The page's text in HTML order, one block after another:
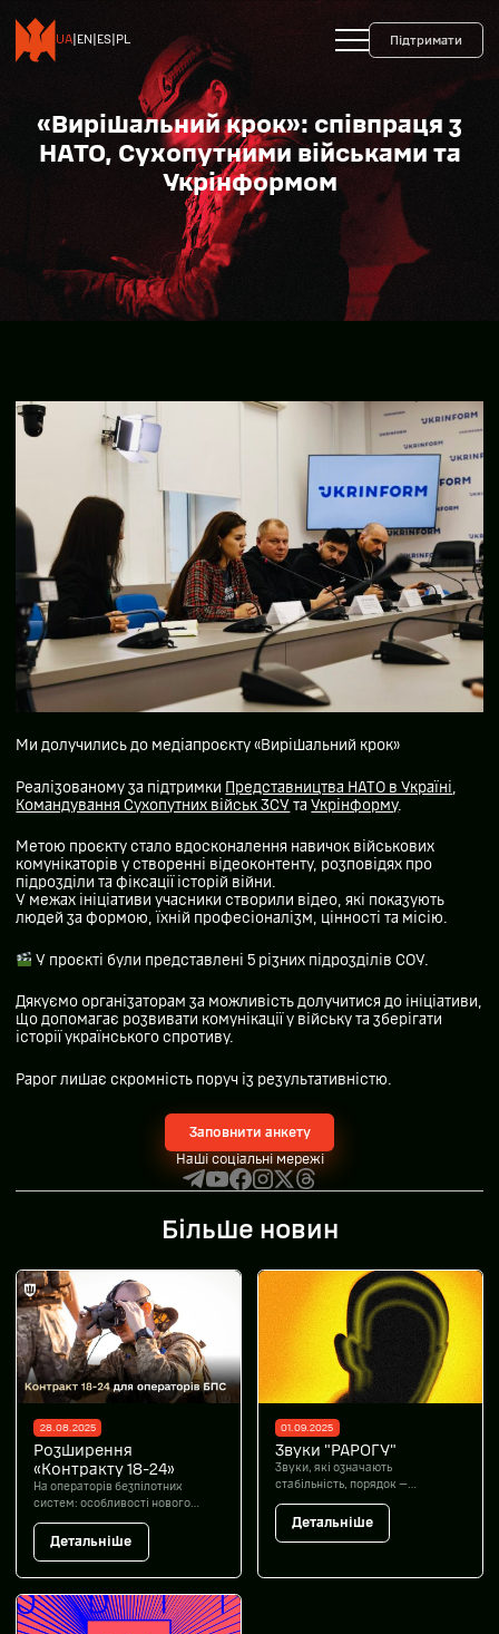
UA EN ES PL Підтримати
«Вирішальний крок»: співпраця з
НАТО, Сухопутними військами та
Укрінформом
Ми долучились до медіапроєкту «Вирішальний крок»
Реалізованому за підтримки Представництва НАТО в Україні,
Командування Сухопутних військ ЗСУ таУкрінформу.
Метою проєкту стало вдосконалення навичок військових
комунікаторів у створенні відеоконтенту, розповідях про
підрозділи та фіксації історій війни.
У межах ініціативи учасники створили відео, які показують
людей за формою, їхній професіоналізм, цінності та місію.
У проєкті були представлені 5 різних підрозділів СОУ.
Дякуємо організаторам за можливість долучитися до ініціативи,
що допомагає розвивати комунікації у війську та зберігати
історії українського спротиву.
Рарог лишає скромність поруч із результативністю.
Заповнити анкету
Наші соціальні мережі
Більше новин
28.08.2025
Розширення
«Контракту 18-24»
На операторів безпілотних
систем: особливості нового
контракту 18-24
Детальніше
01.09.2025
Звуки "РАРОГУ"
Звуки, які означають
стабільність, порядок —
кінець для ворога.
Детальніше